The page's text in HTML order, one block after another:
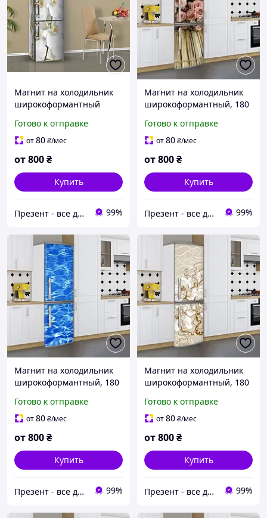
Магнит на холодильник
широкоформантный
Лицевая
Готово к отправке
от80₴/мес
от800₴
Купить
Презент - все для декора 99%
Магнит на холодильник
широкоформантный, 180
Готово к отправке
от80₴/мес
от800₴
Купить
Презент - все для декора 99%
Магнит на холодильник
широкоформантный, 180
Готово к отправке
от80₴/мес
от800₴
Купить
Презент - все для декора 99%
Магнит на холодильник
широкоформантный, 180
Готово к отправке
от80₴/мес
от800₴
Купить
Презент - все для декора 99%